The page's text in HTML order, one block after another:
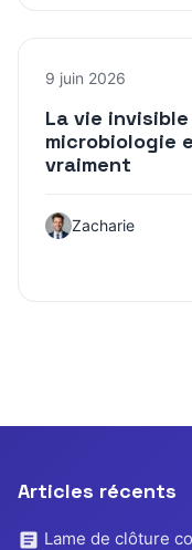
9 juin 2026
La vie
microbiologie
vraiment
Zacharie
Articles récents
Lame de clôture